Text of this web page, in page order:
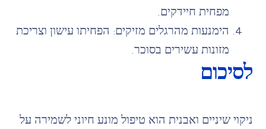
מפחית חיידקים.
הימנעות מהרגלים מזיקים: הפחיתו עישון וצריכת
מזונות עשירים בסוכר.
לסיכום
ניקוי שיניים ואבנית הוא טיפול מונע חיוני לשמירה על